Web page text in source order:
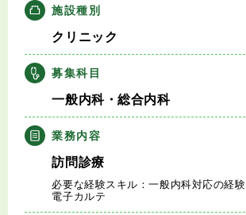
キャリアアドバイザー紹介
医師の求人・転職Q&A
知りたい・聞きたい
転職成功事例
医師の転職マニュアル
施設種別
クリニック
募集科目
一般内科・総合内科
業務内容
訪問診療
必要な経験スキル：一般内科対応の経験
電子カルテ